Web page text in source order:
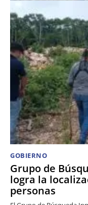
GOBIERNO
Grupo de
logra la
personas